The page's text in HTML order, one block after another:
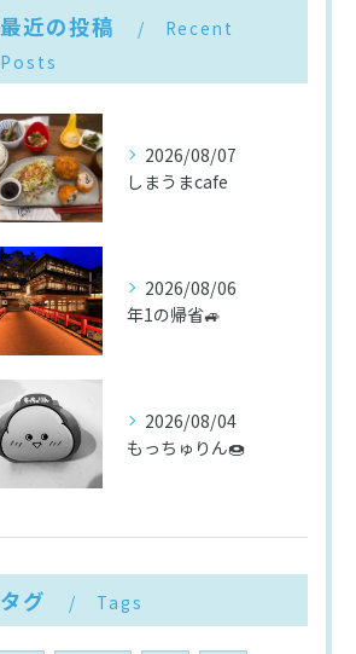
最近の投稿
Recent
Posts
2026/08/07
しまうまcafe
2026/08/06
年1の帰省🚙
2026/08/04
もっちゅりん🍩
タグ Tags